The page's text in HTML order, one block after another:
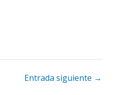
Entrada siguiente →